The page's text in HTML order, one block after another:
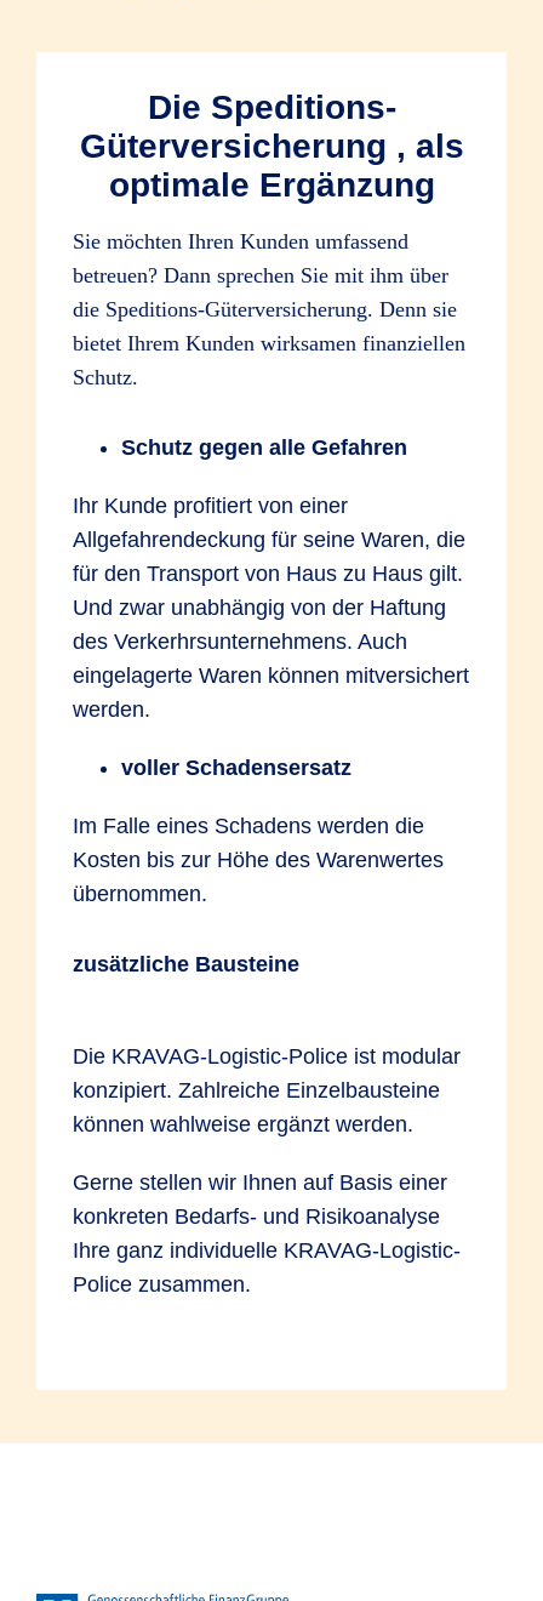
Die Speditions-
Güterversicherung , als
optimale Ergänzung
Sie möchten Ihren Kunden umfassend
betreuen? Dann sprechen Sie mit ihm über
die Speditions-Güterversicherung. Denn sie
bietet Ihrem Kunden wirksamen finanziellen
Schutz.
Schutz gegen alle Gefahren
Ihr Kunde profitiert von einer
Allgefahrendeckung für seine Waren, die
für den Transport von Haus zu Haus gilt.
Und zwar unabhängig von der Haftung
des Verkerhrsunternehmens. Auch
eingelagerte Waren können mitversichert
werden.
voller Schadensersatz
Im Falle eines Schadens werden die
Kosten bis zur Höhe des Warenwertes
übernommen.
zusätzliche Bausteine
Die KRAVAG-Logistic-Police ist modular
konzipiert. Zahlreiche Einzelbausteine
können wahlweise ergänzt werden.
Gerne stellen wir Ihnen auf Basis einer
konkreten Bedarfs- und Risikoanalyse
Ihre ganz individuelle KRAVAG-Logistic-
Police zusammen.